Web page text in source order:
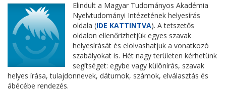
Elindult a Magyar Tudományos Akadémia
Nyelvtudományi Intézetének helyesírás
oldala (IDE KATTINTVA). A tetszetős
oldalon ellenőrizhetjük egyes szavak
helyesírását és elolvashatjuk a vonatkozó
szabályokat is. Hét nagy területen kérhetünk
segítséget: egybe vagy különírás, szavak
helyes írása, tulajdonnevek, dátumok, számok, elválasztás és
ábécébe rendezés.